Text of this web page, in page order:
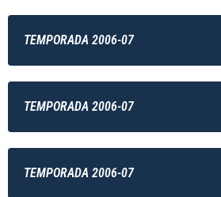
TEMPORADA 2006-07
TEMPORADA 2006-07
TEMPORADA 2006-07